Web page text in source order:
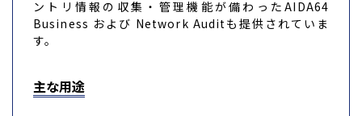
ントリ情報の収集・管理機能が備わったAIDA64
Business および Network Auditも提供されていま
す。
主な用途